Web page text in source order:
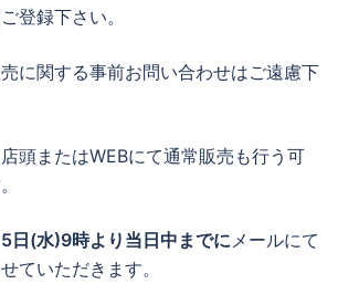
登録下さい。
に関する事前お問い合わせはご遠慮下
頭またはWEBにて通常販売も行う可
日(水)9時より当日中までに メールにて
ていただきます。